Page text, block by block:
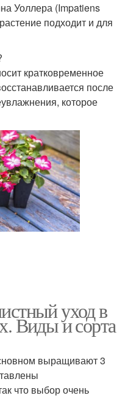
Уоллера (Impatiens
подходит и для
кратковременное
после
которое
уход в
Виды и сорта
выращивают 3
что выбор очень